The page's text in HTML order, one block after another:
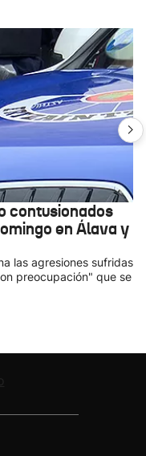
contusionados
en Álava y
las agresiones sufridas
preocupación" que se